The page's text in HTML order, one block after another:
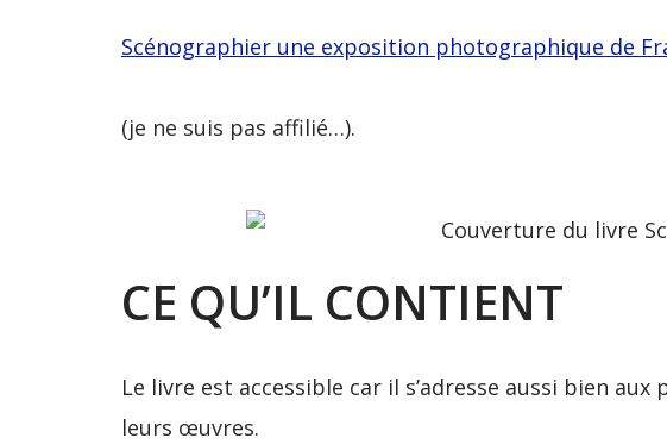
Scénographier une exposition photographique de
(je ne suis pas affilié…).
CE QU’IL CONTIENT
Le livre est accessible car il s’adresse aussi bien
leurs œuvres.